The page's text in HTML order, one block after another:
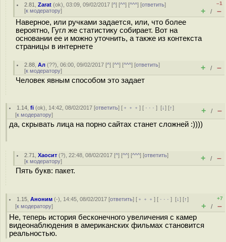
2.81 ,Zarat (ok), 03:09, 09/02/2017 [^] [^^] [^^^] [ответить]
[к модератору]
–1
+ / –
Наверное, или ручками задается, или, что более
вероятно, Гугл же статистику собирает. Вот на
основании ее и можно уточнить, а также из контекста
страницы в интернете
2.88 ,Ал (??), 06:00, 09/02/2017 [^] [^^] [^^^] [ответить]
[к модератору] + / –
Человек явным способом это задает
1.14 ,fi (ok), 14:42, 08/02/2017 [ответить] [ ﹢﹢﹢] [ · · ·][↓] [↑]
[к модератору] + / –
да, скрывать лица на порно сайтах станет сложней :))))
2.71 ,Хаосит (?), 22:48, 08/02/2017 [^] [^^] [^^^] [ответить]
[к модератору] + / –
Пять букв: пакет.
1.15 ,Аноним (-), 14:45, 08/02/2017 [ответить] [ ﹢﹢﹢] [ · · ·][↓] [↑]
[к модератору]
+7
+ / –
Не, теперь история бесконечного увеличения с камер
видеонаблюдения в американских фильмах становится
реальностью.